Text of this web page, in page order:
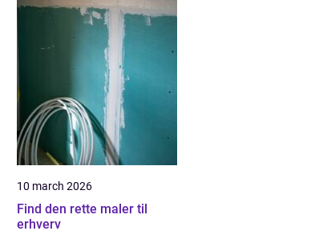
10 march 2026
Find den rette maler til
erhverv